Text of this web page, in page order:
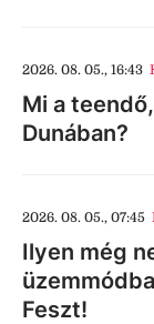
2026. 08. 05., 16:43
Mi a
Dunában?
2026. 08. 05., 07:45
Ilyen még
Feszt!